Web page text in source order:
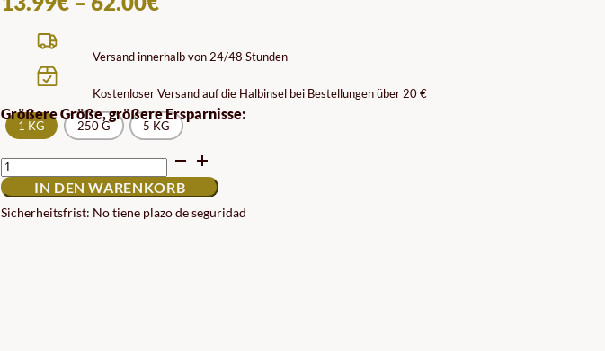
BIS
Versand innerhalb von 24/48 Stunden
Kostenloser Versand auf die Halbinsel bei Bestellungen über 20 €
Größere Größe, größere Ersparnisse:
1 KG 250 G 5 KG
FESTE
HUMINSÄUREN
MENGEIN DEN WARENKORB
Sicherheitsfrist: No tiene plazo de seguridad